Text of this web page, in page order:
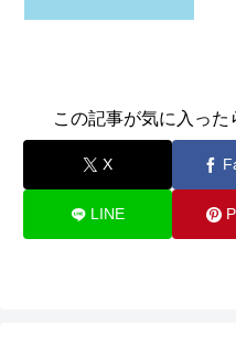
この記事が気に入った
X
LINE